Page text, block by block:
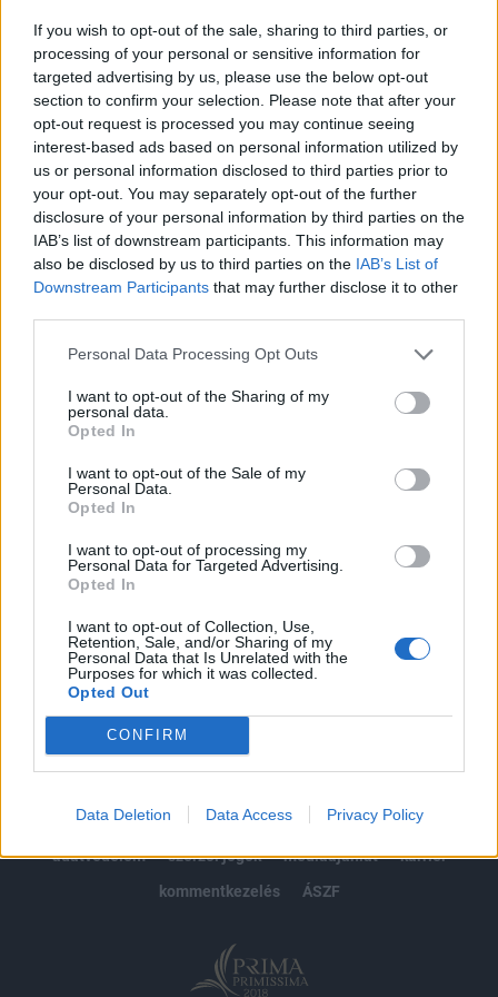
If you wish to opt-out of the sale, sharing to third parties, or
processing of your personal or sensitive information for
targeted advertising by us, please use the below opt-out
section to confirm your selection. Please note that after your
opt-out request is processed you may continue seeing
interest-based ads based on personal information utilized by
us or personal information disclosed to third parties prior to
your opt-out. You may separately opt-out of the further
disclosure of your personal information by third parties on the
IAB’s list of downstream participants. This information may
also be disclosed by us to third parties on the IAB’s List of
Downstream Participants that may further disclose it to other
Personal Data Processing Opt Outs
I want to opt-out of the Sharing of my
personal data.
Opted In
I want to opt-out of the Sale of my
Personal Data.
Opted In
I want to opt-out of processing my
Personal Data for Targeted Advertising.
Opted In
I want to opt-out of Collection, Use,
Retention, Sale, and/or Sharing of my
Personal Data that Is Unrelated with the
Purposes for which it was collected.
Opted Out
CONFIRM
Data Deletion Data Access Privacy Policy
Az Egyesült Királyság hírszerzési szolgálatai úgy vélik a
CNN forrásai szerint, hogy a Lazarus, egy korábban Észak-
Koreával összekapcsolt, több nagyobb kibertámadásért is
felelős hackercsoport követhette el a májusi globális
zsarolóvírus-támadást. A hírszerzési vélemény megerősíti
egyes magáncégeknél dolgozó kiberbiztonsági szakértők
korábbi elemzéseit, akik...
KEDVES OLVASÓNK!
A keresett cikk a portfolio.hu hírarchívumához
tartozik, melynek olvasása előfizetéses
regisztrációhoz kötött.
Az előfizetés a következőket tartalmazza:
Portfolio.hu teljes cikkarchívum
Kötéslisták: BÉT elmúlt 2 év napon belüli
kötéslistái
impresszum
jogi nyilatkozat
süti beállítások
adatvédelem
szerzői jogok médiaajánlat
karrier
kommentkezelés
ÁSZF